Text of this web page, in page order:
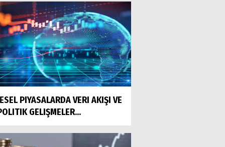
PIYASALARDA VERI AKIŞI VE
GELIŞMELER...